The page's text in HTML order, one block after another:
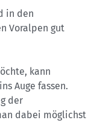
in den
Voralpen gut
kann
Auge fassen.
der
dabei möglichst